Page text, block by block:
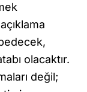
olacaktır.
değil;